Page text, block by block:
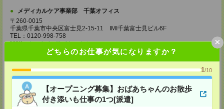
どちらのお仕事が気になりますか？
1/10
【オープニング募集】おばあちゃんのお散歩
付き添いも仕事の1つ[派遣]
×
メディカルケア事業部 千葉オフィス
〒260-0015
千葉県千葉市中央区富士見2-15-11 IMI千葉富士見ビル6F
TEL：0120-998-758
MAIL：tenshoku@nikken-ts.jp
担当：採用担当
千葉県柏市末広町5-19 第12関口ビル7F 705号室
TEL：0120-935-218
MAIL：tenshoku@nikken-ts.jp
担当：採用担当